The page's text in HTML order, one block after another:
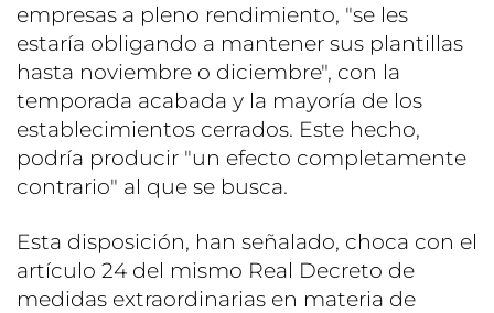
empresas a pleno rendimiento, "se les
estaría obligando a mantener sus plantillas
hasta noviembre o diciembre", con la
temporada acabada y la mayoría de los
establecimientos cerrados. Este hecho,
podría producir "un efecto completamente
contrario" al que se busca.
Esta disposición, han señalado, choca con el
artículo 24 del mismo Real Decreto de
medidas extraordinarias en materia de